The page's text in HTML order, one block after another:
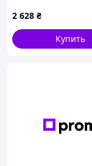
2 628 ₴
Купить